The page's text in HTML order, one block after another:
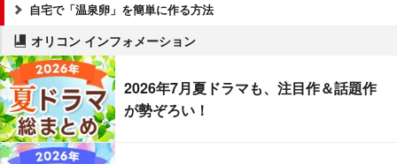
自宅で「温泉卵」を簡単に作る方法
オリコン インフォメーション
2026年7月夏ドラマも、注目作＆話題作
が勢ぞろい！